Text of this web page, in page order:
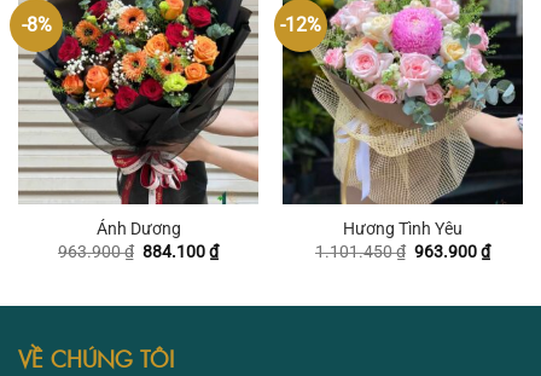
-8%
Ánh Dương
963.900₫ Giá
884.100₫Giá
hiện
-12%
Hương Tình Yêu
1.101.450₫ Giá
963.900₫Giá
hiện
VỀ CHÚNG TÔI